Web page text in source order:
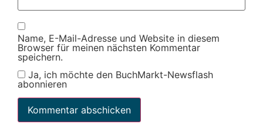
Name, E-Mail-Adresse und Website in diesem
Browser für meinen nächsten Kommentar
speichern.
Ja, ich möchte den BuchMarkt-Newsflash
abonnieren